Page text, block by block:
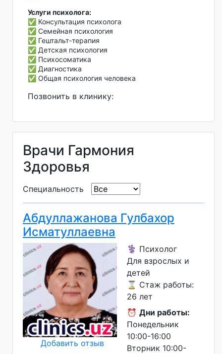
Услуги психолога:
✅ Консультация психолога
✅ Семейная психология
✅ Гештальт-терапия
✅ Детская психология
✅ Психосоматика
✅ Диагностика
✅ Общая психология человека
Позвонить в клинику:
Врачи Гармония
Здоровья
Специальность
Абдуллажанова Гулбахор
Исматуллаевна
Добавить отзыв
⚕️ Психолог
Для взрослых и
детей
⌛ Стаж работы:
26 лет
⏰ Дни работы:
Понедельник
10:00-16:00
Вторник 10:00-